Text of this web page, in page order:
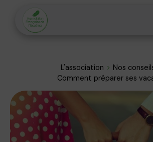
L'association
Nos
Comment préparer ses